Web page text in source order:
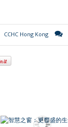
CCHC Hong Kong